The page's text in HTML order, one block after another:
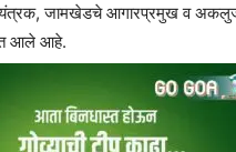
जामखेडचे आगारप्रमुख व
आले आहे.